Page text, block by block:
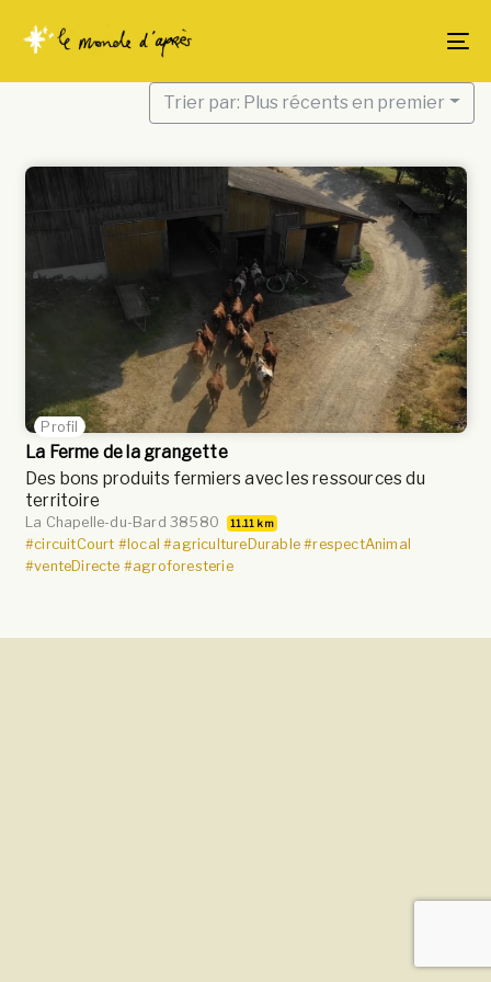
links
content
Trier par: Plus récents en premier
Profil
La Ferme de la grangette
Des bons produits fermiers avec les ressources du
territoire
La Chapelle-du-Bard 38580 11.11 km
#circuitCourt #local #agricultureDurable #respectAnimal
#venteDirecte #agroforesterie